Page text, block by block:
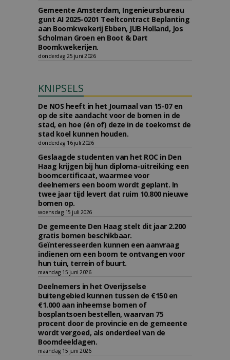
Gemeente Amsterdam, Ingenieursbureau
gunt AI 2025-0201 Teeltcontract Beplanting
aan Boomkwekerij Ebben, JUB Holland, Jos
Scholman Groen en Boot & Dart
Boomkwekerijen.
donderdag 25 juni 2026
KNIPSELS
De NOS heeft in het Journaal van 15-07 en
op de site aandacht voor de bomen in de
stad, en hoe (én of) deze in de toekomst de
stad koel kunnen houden.
donderdag 16 juli 2026
Geslaagde studenten van het ROC in Den
Haag krijgen bij hun diploma-uitreiking een
boomcertificaat, waarmee voor
deelnemers een boom wordt geplant. In
twee jaar tijd levert dat ruim 10.800 nieuwe
bomen op.
woensdag 15 juli 2026
De gemeente Den Haag stelt dit jaar 2.200
gratis bomen beschikbaar.
Geïnteresseerden kunnen een aanvraag
indienen om een boom te ontvangen voor
hun tuin, terrein of buurt.
maandag 15 juni 2026
Deelnemers in het Overijsselse
buitengebied kunnen tussen de €150 en
€1.000 aan inheemse bomen of
bosplantsoen bestellen, waarvan 75
procent door de provincie en de gemeente
wordt vergoed, als onderdeel van de
Boomdeeldagen.
maandag 15 juni 2026